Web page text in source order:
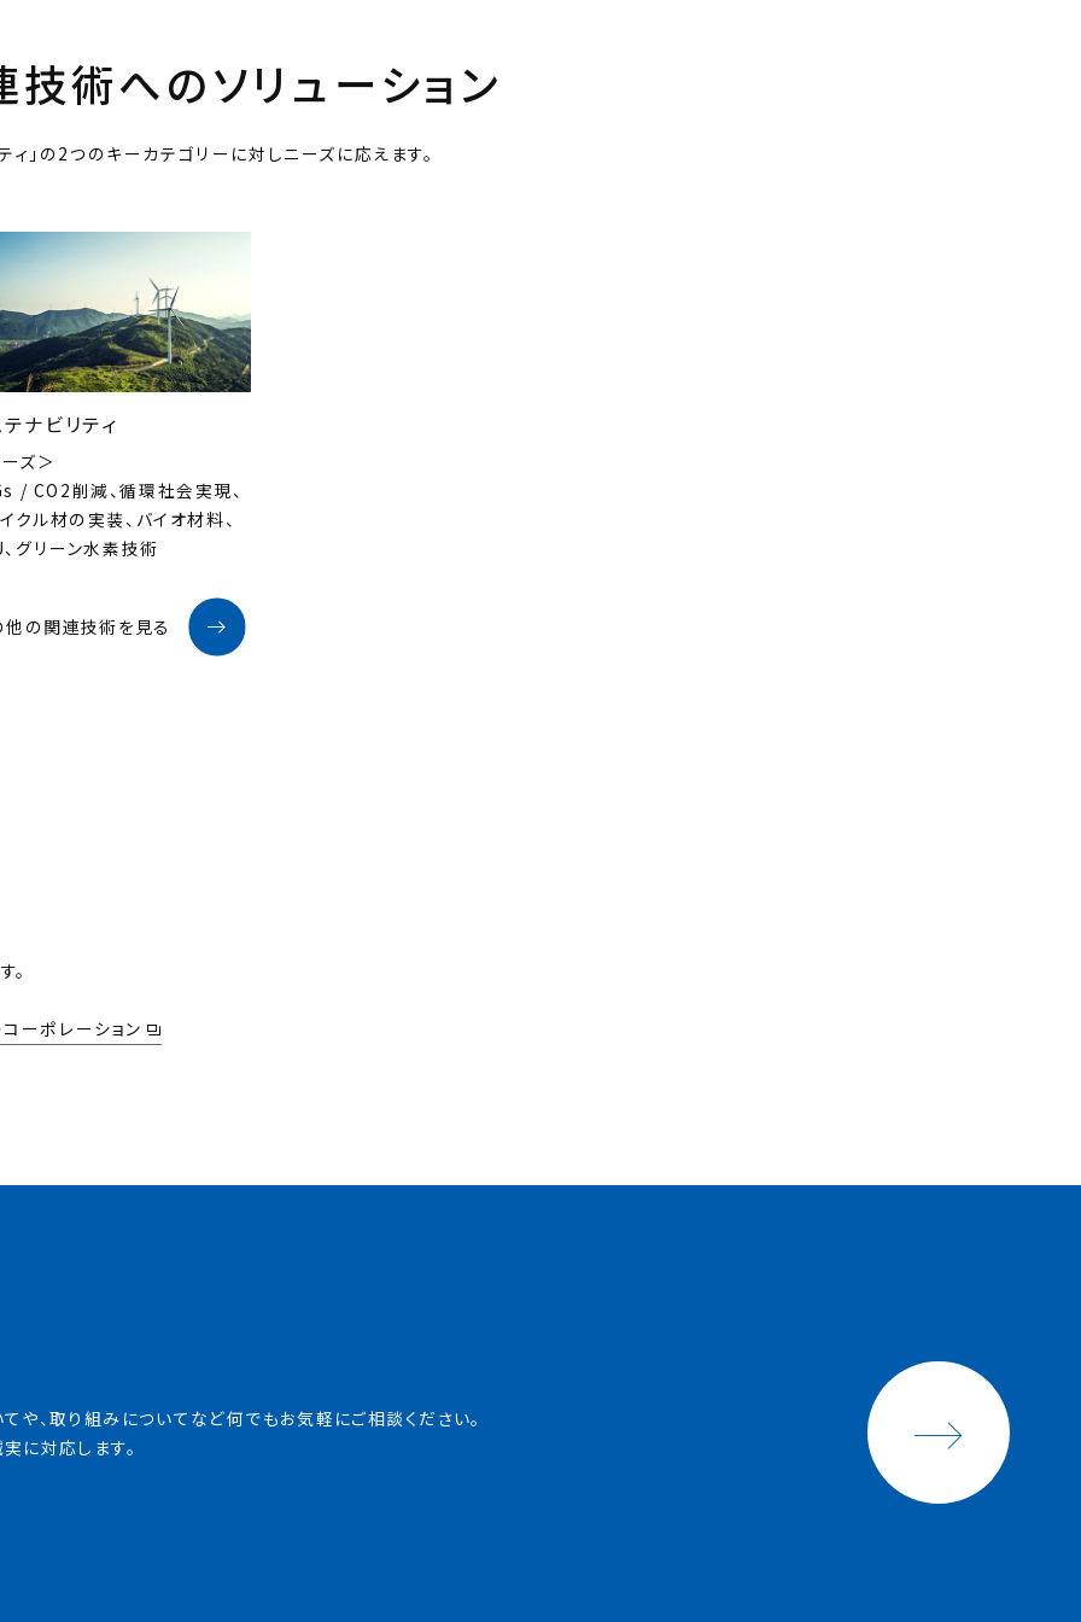
技術へのソリューション
ィ」の2つのキーカテゴリーに対しニーズに応えます。
ナビリティ
ズ＞
/ CO2削減、循環社会実現、
クル材の実装、バイオ材料、
グリーン水素技術
他の関連技術を見る
。
ーポレーション
や、取り組みについてなど何でもお気軽にご相談ください。
に対応します。